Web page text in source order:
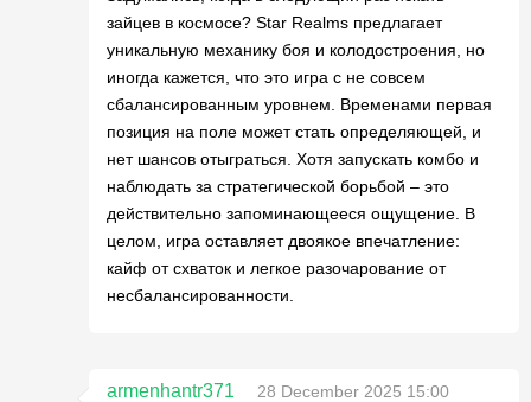
зайцев в космосе? Star Realms предлагает
уникальную механику боя и колодостроения, но
иногда кажется, что это игра с не совсем
сбалансированным уровнем. Временами первая
позиция на поле может стать определяющей, и
нет шансов отыграться. Хотя запускать комбо и
наблюдать за стратегической борьбой – это
действительно запоминающееся ощущение. В
целом, игра оставляет двоякое впечатление:
кайф от схваток и легкое разочарование от
несбалансированности.
armenhantr371
28 December 2025 15:00